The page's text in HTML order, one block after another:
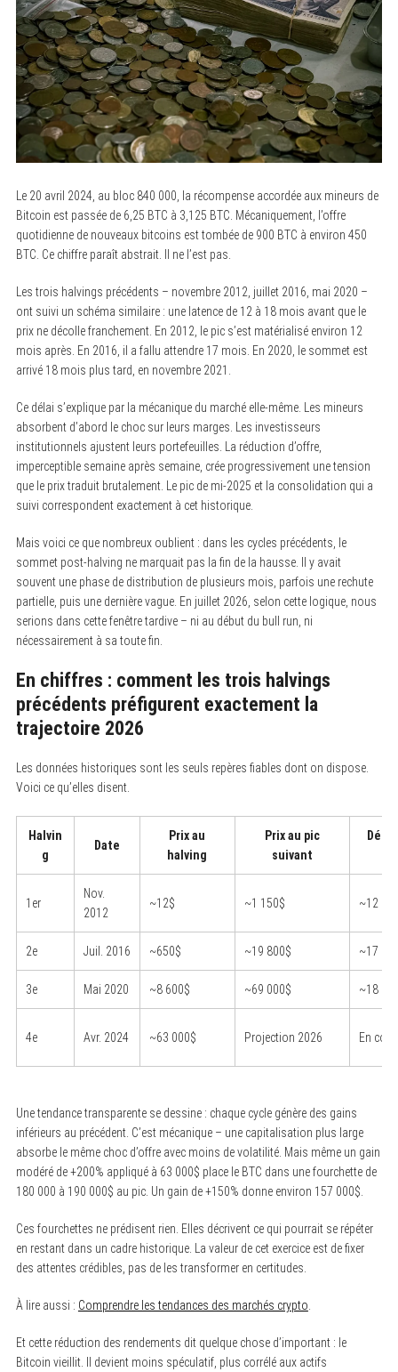
Le 20 avril 2024, au bloc 840 000, la récompense accordée aux mineurs de
Bitcoin est passée de 6,25 BTC à 3,125 BTC. Mécaniquement, l’offre
quotidienne de nouveaux bitcoins est tombée de 900 BTC à environ 450
BTC. Ce chiffre paraît abstrait. Il ne l’est pas.
Les trois halvings précédents – novembre 2012, juillet 2016, mai 2020 –
ont suivi un schéma similaire : une latence de 12 à 18 mois avant que le
prix ne décolle franchement. En 2012, le pic s’est matérialisé environ 12
mois après. En 2016, il a fallu attendre 17 mois. En 2020, le sommet est
arrivé 18 mois plus tard, en novembre 2021.
Ce délai s’explique par la mécanique du marché elle-même. Les mineurs
absorbent d’abord le choc sur leurs marges. Les investisseurs
institutionnels ajustent leurs portefeuilles. La réduction d’offre,
imperceptible semaine après semaine, crée progressivement une tension
que le prix traduit brutalement. Le pic de mi-2025 et la consolidation qui a
suivi correspondent exactement à cet historique.
Mais voici ce que nombreux oublient : dans les cycles précédents, le
sommet post-halving ne marquait pas la fin de la hausse. Il y avait
souvent une phase de distribution de plusieurs mois, parfois une rechute
partielle, puis une dernière vague. En juillet 2026, selon cette logique, nous
serions dans cette fenêtre tardive – ni au début du bull run, ni
nécessairement à sa toute fin.
En chiffres : comment les trois halvings
précédents préfigurent exactement la
trajectoire 2026
Les données historiques sont les seuls repères fiables dont on dispose.
Voici ce qu’elles disent.
Halvin
g
Date
Prix au
halving
Prix au pic
suivant
1er
Nov.
2012
~12$ ~1 150$ ~12
2e Juil. 2016 ~650$ ~19 800$ ~17
3e Mai 2020 ~8 600$ ~69 000$ ~18
4e Avr. 2024 ~63 000$ Projection 2026 En
Une tendance transparente se dessine : chaque cycle génère des gains
inférieurs au précédent. C’est mécanique – une capitalisation plus large
absorbe le même choc d’offre avec moins de volatilité. Mais même un gain
modéré de +200% appliqué à 63 000$ place le BTC dans une fourchette de
180 000 à 190 000$ au pic. Un gain de +150% donne environ 157 000$.
Ces fourchettes ne prédisent rien. Elles décrivent ce qui pourrait se répéter
en restant dans un cadre historique. La valeur de cet exercice est de fixer
des attentes crédibles, pas de les transformer en certitudes.
À lire aussi : Comprendre les tendances des marchés crypto
Et cette réduction des rendements dit quelque chose d’important : le
Bitcoin vieillit. Il devient moins spéculatif, plus corrélé aux actifs